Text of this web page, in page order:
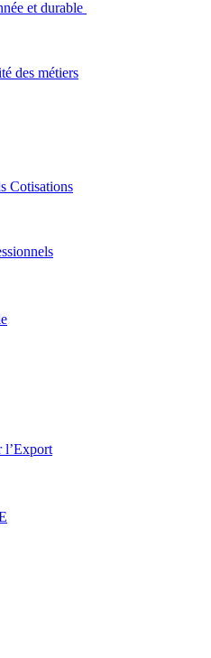
et durable
des métiers
Cotisations
l’Export